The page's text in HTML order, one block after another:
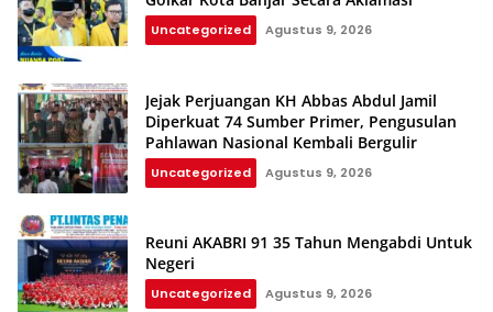
Uncategorized Agustus 9, 2026
Jejak Perjuangan KH Abbas Abdul Jamil
Diperkuat 74 Sumber Primer, Pengusulan
Pahlawan Nasional Kembali Bergulir
Uncategorized Agustus 9, 2026
Reuni AKABRI 91 35 Tahun Mengabdi Untuk
Negeri
Uncategorized Agustus 9, 2026